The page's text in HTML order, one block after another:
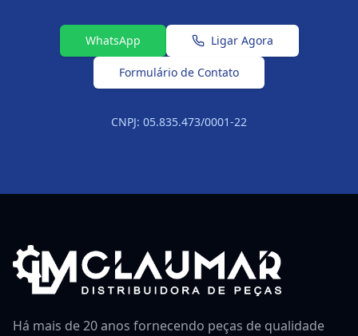
WhatsApp Ligar Agora
Formulário de Contato
CNPJ: 05.835.473/0001-22
Há mais de 20 anos fornecendo peças de qualidade